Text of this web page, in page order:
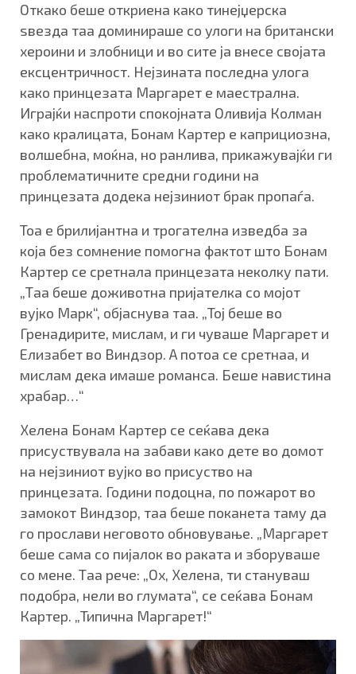
Откако беше откриена како тинејџерска
ѕвезда таа доминираше со улоги на британски
хероини и злобници и во сите ја внесе својата
ексцентричност. Нејзината последна улога
како принцезата Маргарет е маестрална.
Играјќи наспроти спокојната Оливија Колман
како кралицата, Бонам Картер е каприциозна,
волшебна, моќна, но ранлива, прикажувајќи ги
проблематичните средни години на
принцезата додека нејзиниот брак пропаѓа.
Тоа е брилијантна и трогателна изведба за
која без сомнение помогна фактот што Бонам
Картер се сретнала принцезата неколку пати.
„Таа беше доживотна пријателка со мојот
вујко Марк“, објаснува таа. „Тој беше во
Гренадирите, мислам, и ги чуваше Маргарет и
Елизабет во Виндзор. А потоа се сретнаа, и
мислам дека имаше романса. Беше навистина
храбар…“
Хелена Бонам Картер се сеќава дека
присуствувала на забави како дете во домот
на нејзиниот вујко во присуство на
принцезата. Години подоцна, по пожарот во
замокот Виндзор, таа беше поканета таму да
го прослави неговото обновување. „Маргарет
беше сама со пијалок во раката и зборуваше
со мене. Таа рече: „Ох, Хелена, ти стануваш
подобра, нели во глумата“, се сеќава Бонам
Картер. „Типична Маргарет!“